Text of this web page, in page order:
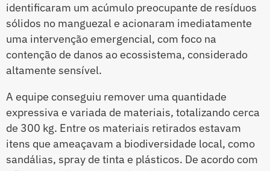
identificaram um acúmulo preocupante de resíduos
sólidos no manguezal e acionaram imediatamente
uma intervenção emergencial, com foco na
contenção de danos ao ecossistema, considerado
altamente sensível.
A equipe conseguiu remover uma quantidade
expressiva e variada de materiais, totalizando cerca
de 300 kg. Entre os materiais retirados estavam
itens que ameaçavam a biodiversidade local, como
sandálias, spray de tinta e plásticos. De acordo com